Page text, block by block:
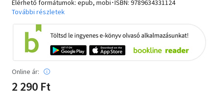
Elérhető formátumok: epub, mobi･ISBN: 9789634331124
További részletek
Online ár:
2 290 Ft